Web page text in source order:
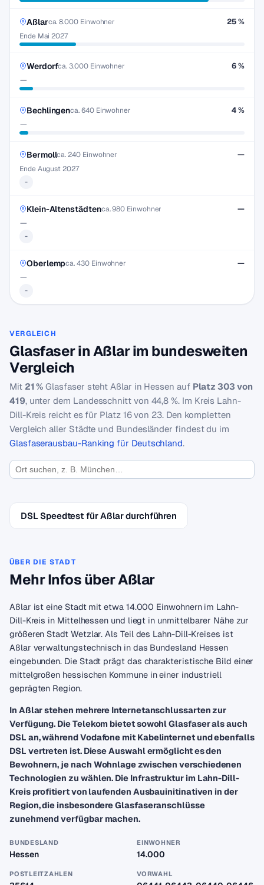
Aßlarca. 8.000 Einwohner
Ende Mai 2027
25 %
Werdorfca. 3.000 Einwohner
—
6 %
Bechlingenca. 640 Einwohner
—
4 %
Bermollca. 240 Einwohner
-
Ende August 2027
—
Klein-Altenstädtenca. 980 Einwohner
-
—
—
Oberlempca. 430 Einwohner
-
—
—
VERGLEICH
Glasfaser in Aßlar im bundesweiten
Vergleich
Mit 21 % Glasfaser steht Aßlar in Hessen auf Platz 303 von
419, unter dem Landesschnitt von 44,8 %. Im Kreis Lahn-
Dill-Kreis reicht es für Platz 16 von 23. Den kompletten
Vergleich aller Städte und Bundesländer findest du im
Glasfaserausbau-Ranking für Deutschland.
DSL Speedtest für Aßlar durchführen
ÜBER DIE STADT
Mehr Infos über Aßlar
Aßlar ist eine Stadt mit etwa 14.000 Einwohnern im Lahn-
Dill-Kreis in Mittelhessen und liegt in unmittelbarer Nähe zur
größeren Stadt Wetzlar. Als Teil des Lahn-Dill-Kreises ist
Aßlar verwaltungstechnisch in das Bundesland Hessen
eingebunden. Die Stadt prägt das charakteristische Bild einer
mittelgroßen hessischen Kommune in einer industriell
geprägten Region.
In Aßlar stehen mehrere Internetanschlussarten zur
Verfügung. Die Telekom bietet sowohl Glasfaser als auch
DSL an, während Vodafone mit Kabelinternet und ebenfalls
DSL vertreten ist. Diese Auswahl ermöglicht es den
Bewohnern, je nach Wohnlage zwischen verschiedenen
Technologien zu wählen. Die Infrastruktur im Lahn-Dill-
Kreis profitiert von laufenden Ausbauinitinativen in der
Region, die insbesondere Glasfaseranschlüsse
zunehmend verfügbar machen.
BUNDESLAND
Hessen
EINWOHNER
14.000
POSTLEITZAHLEN VORWAHL